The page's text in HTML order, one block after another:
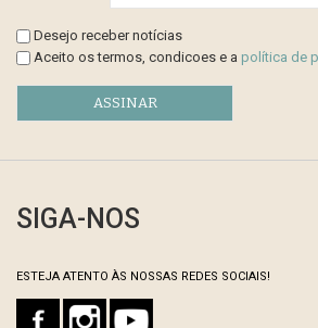
Desejo receber notícias
Aceito os termos, condicoes e a política de
SIGA-NOS
ESTEJA ATENTO ÀS NOSSAS REDES SOCIAIS!